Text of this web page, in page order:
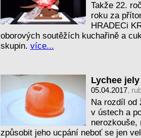
Takže 22.
roku za
HRADECi
oborových soutěžích kuchařině a
skupin. více...
Lychee
05.04.2017,
Na rozdíl od
v ústech a
nerozkouše,
způsobit jeho ucpání neboť se jen